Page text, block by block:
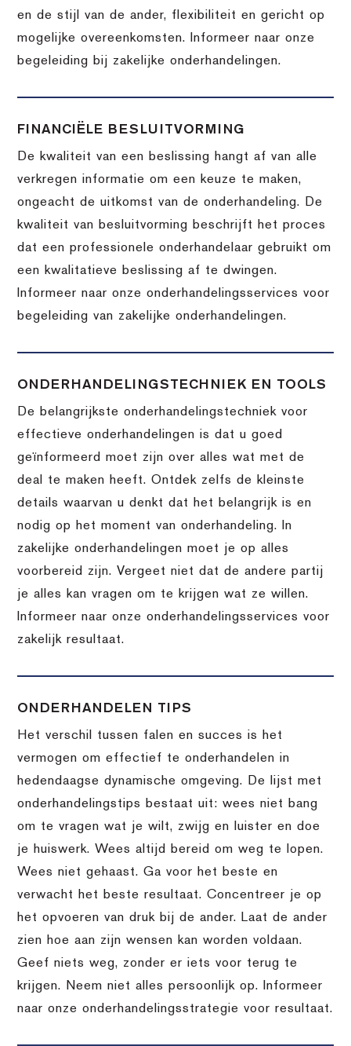
en de stijl van de ander, flexibiliteit en gericht op
mogelijke overeenkomsten. Informeer naar onze
begeleiding bij zakelijke onderhandelingen.
FINANCIËLE BESLUITVORMING
De kwaliteit van een beslissing hangt af van alle
verkregen informatie om een keuze te maken,
ongeacht de uitkomst van de onderhandeling. De
kwaliteit van besluitvorming beschrijft het proces
dat een professionele onderhandelaar gebruikt om
een kwalitatieve beslissing af te dwingen.
Informeer naar onze onderhandelingsservices voor
begeleiding van zakelijke onderhandelingen.
ONDERHANDELINGSTECHNIEK EN TOOLS
De belangrijkste onderhandelingstechniek voor
effectieve onderhandelingen is dat u goed
geïnformeerd moet zijn over alles wat met de
deal te maken heeft. Ontdek zelfs de kleinste
details waarvan u denkt dat het belangrijk is en
nodig op het moment van onderhandeling. In
zakelijke onderhandelingen moet je op alles
voorbereid zijn. Vergeet niet dat de andere partij
je alles kan vragen om te krijgen wat ze willen.
Informeer naar onze onderhandelingsservices voor
zakelijk resultaat.
ONDERHANDELEN TIPS
Het verschil tussen falen en succes is het
vermogen om effectief te onderhandelen in
hedendaagse dynamische omgeving. De lijst met
onderhandelingstips bestaat uit: wees niet bang
om te vragen wat je wilt, zwijg en luister en doe
je huiswerk. Wees altijd bereid om weg te lopen.
Wees niet gehaast. Ga voor het beste en
verwacht het beste resultaat. Concentreer je op
het opvoeren van druk bij de ander. Laat de ander
zien hoe aan zijn wensen kan worden voldaan.
Geef niets weg, zonder er iets voor terug te
krijgen. Neem niet alles persoonlijk op. Informeer
naar onze onderhandelingsstrategie voor resultaat.